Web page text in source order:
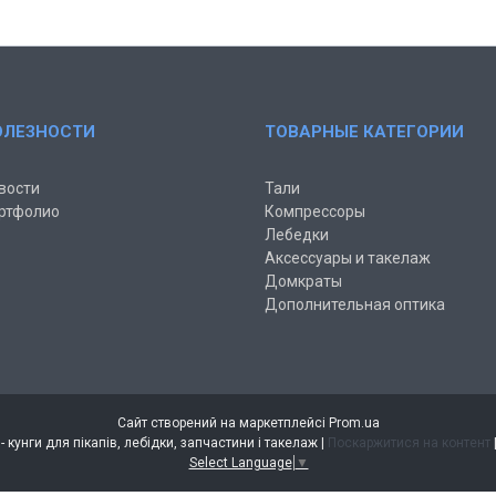
ТОВАРНЫЕ КАТЕГОРИИ
Тали
Компрессоры
Лебедки
Аксессуары и такелаж
Домкраты
Дополнительная оптика
Сайт створений на маркетплейсі Prom.ua
Інтернет магазин AUTO-VIN - кунги для пікапів, лебідки, запчастини і такелаж | Поскаржитися на контент
Select Language ▼